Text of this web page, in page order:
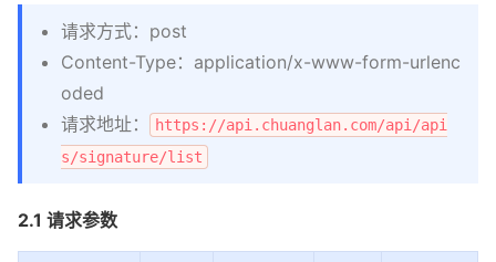
请求方式：post
Content-Type：application/x-www-form-urlenc
oded
请求地址：
https://api.chuanglan.com/api/api
s/signature/list
2.1 请求参数